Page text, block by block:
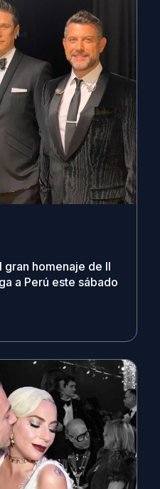
gran homenaje de Il
a Perú este sábado